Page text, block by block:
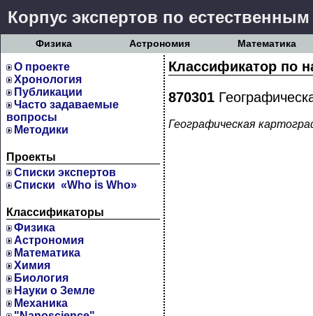
Корпус экспертов по
Физика Астрономия Математика
О проекте
Хронология
Публикации
Часто задаваемые
вопросы
Методики
Проекты
Cписки экспертов
Списки «Who is Who»
Классификаторы
Физика
Астрономия
Математика
Химия
Биология
Науки о Земле
Механика
Классификатор по
870301
Географическая